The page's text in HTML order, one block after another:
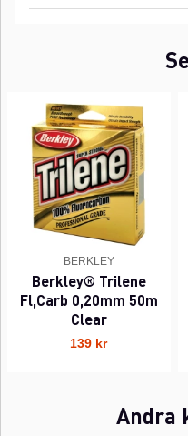
BERKLEY
Berkley® Trilene
Fl,Carb 0,20mm 50m
Clear
139 kr
Andra